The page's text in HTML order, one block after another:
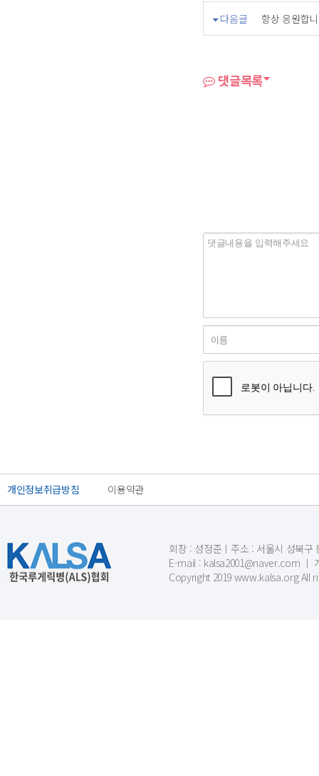
다음글 항상 응원합
댓글목록
개인정보취급방침 이용약관
회장 : 성정준ㅣ주소 : 서울시 성북구
E-mail : kalsa2001@naver.com ㅣ
Copyright 2019 www.kalsa.org All